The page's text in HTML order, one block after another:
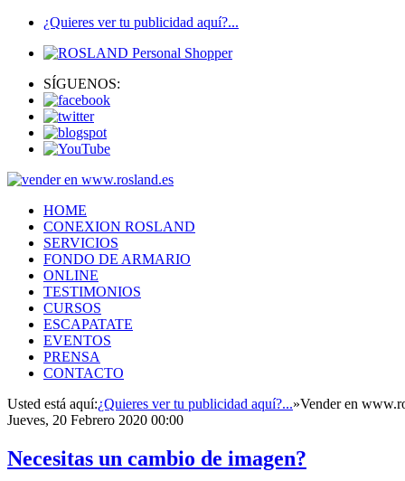
¿Quieres ver tu publicidad aquí?...
SÍGUENOS:
HOME
CONEXION ROSLAND
SERVICIOS
FONDO DE ARMARIO
ONLINE
TESTIMONIOS
CURSOS
ESCAPATATE
EVENTOS
PRENSA
CONTACTO
Usted está aquí:¿Quieres ver tu publicidad aquí?...»Vender en
Jueves, 20 Febrero 2020 00:00
Necesitas un cambio de imagen?